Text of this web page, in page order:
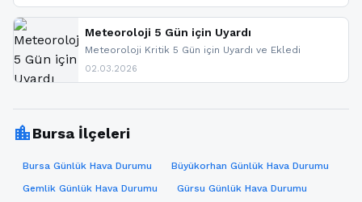
paylaşacağız. En hızlı şekilde haberdar olmak için
sitemizi takip edebilir ve bildirimleri açabilirsiniz.
Meteoroloji 5 Gün için Uyardı
Meteoroloji Kritik 5 Gün için Uyardı ve Ekledi
02.03.2026
location_cityBursa İlçeleri
Bursa Günlük Hava Durumu
Büyükorhan Günlük Hava Durumu
Gemlik Günlük Hava Durumu
Gürsu Günlük Hava Durumu